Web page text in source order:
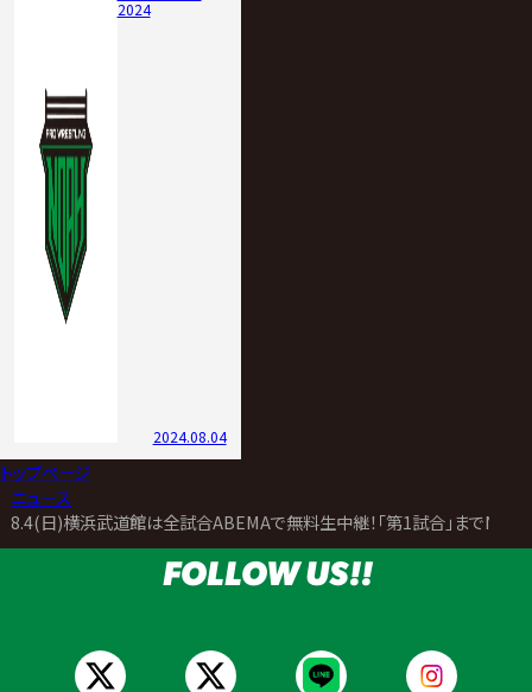
2024
2024.08.04
トップページ
ニュース
8.4(日)横浜武道館は全試合ABEMAで無料生中継！「第1試合」まで
FOLLOW US!!